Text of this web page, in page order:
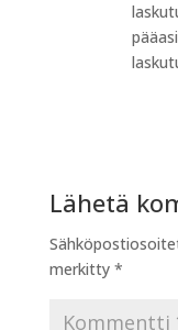
Lähetä
merkitty *